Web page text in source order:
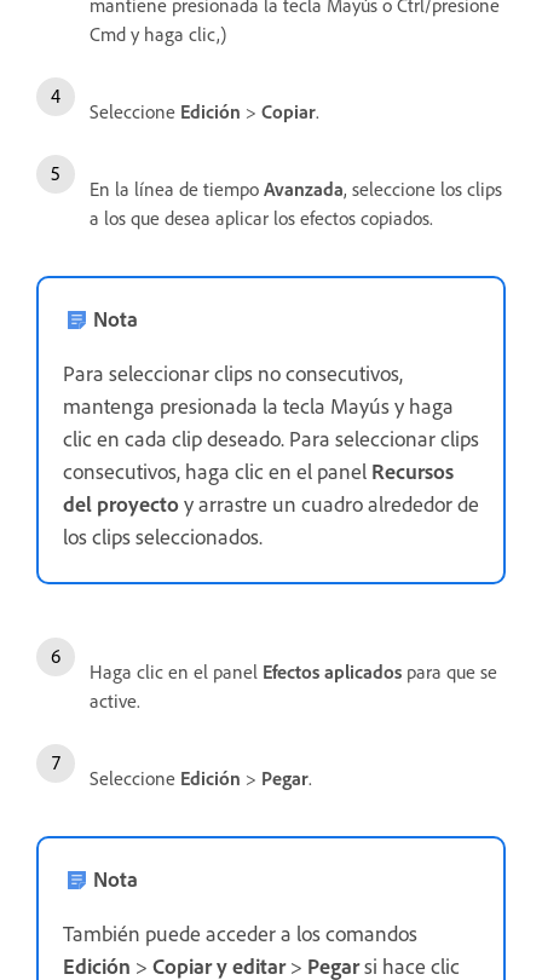
Cmd y haga clic,)
Seleccione Edición > Copiar.
En la línea de tiempo Avanzada, seleccione los clips
a los que desea aplicar los efectos copiados.
Nota
Para seleccionar clips no consecutivos,
mantenga presionada la tecla Mayús y haga
clic en cada clip deseado. Para seleccionar clips
consecutivos, haga clic en el panel Recursos
del proyectoy arrastre un cuadro alrededor de
los clips seleccionados.
Haga clic en el panel Efectos aplicados para que se
active.
Seleccione Edición > Pegar.
Nota
También puede acceder a los comandos
Edición > Copiar y editar> Pegarsi hace clic